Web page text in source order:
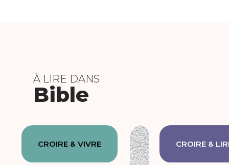
À LIRE DANS
Bible
CROIRE & VIVRE CROIRE &